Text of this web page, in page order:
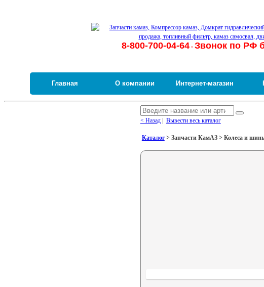
8-800-700-04-64- Звонок по РФ
Главная О компании Интернет-магазин
< Назад| Вывести весь каталог
Каталог> Запчасти КамАЗ > Колеса и